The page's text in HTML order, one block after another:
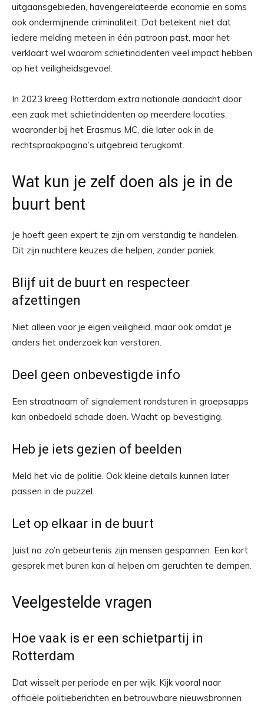
uitgaansgebieden, havengerelateerde economie en soms
ook ondermijnende criminaliteit. Dat betekent niet dat
iedere melding meteen in één patroon past, maar het
verklaart wel waarom schietincidenten veel impact hebben
op het veiligheidsgevoel.
In 2023 kreeg Rotterdam extra nationale aandacht door
een zaak met schietincidenten op meerdere locaties,
waaronder bij het Erasmus MC, die later ook in de
rechtspraakpagina’s uitgebreid terugkomt.
Wat kun je zelf doen als je in de
buurt bent
Je hoeft geen expert te zijn om verstandig te handelen.
Dit zijn nuchtere keuzes die helpen, zonder paniek:
Blijf uit de buurt en respecteer
afzettingen
Niet alleen voor je eigen veiligheid, maar ook omdat je
anders het onderzoek kan verstoren.
Deel geen onbevestigde info
Een straatnaam of signalement rondsturen in groepsapps
kan onbedoeld schade doen. Wacht op bevestiging.
Heb je iets gezien of beelden
Meld het via de politie. Ook kleine details kunnen later
passen in de puzzel.
Let op elkaar in de buurt
Juist na zo’n gebeurtenis zijn mensen gespannen. Een kort
gesprek met buren kan al helpen om geruchten te dempen.
Veelgestelde vragen
Hoe vaak is er een schietpartij in
Rotterdam
Dat wisselt per periode en per wijk. Kijk vooral naar
officiële politieberichten en betrouwbare nieuwsbronnen